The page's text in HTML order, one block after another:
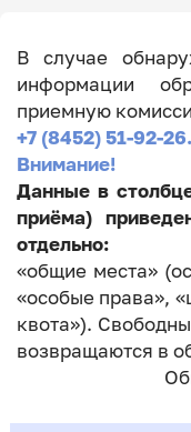
В случае
информации
приемную
+7 (8452) 51-92-26.
Внимание!
Данные в
приёма)
отдельно:
«общие места»
«особые права»,
квота»).
возвращаются в